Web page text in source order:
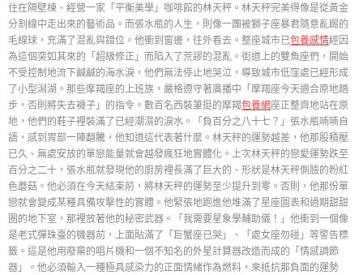
住在隔壁棟、經營一家「平衡美學」咖啡館的林天秤。林天秤完美得像是從黃金
分割線中走出來的藝術品。而張水瓶的人生，則像一團被獅子座暴君隨意亂踢的
毛線球，充滿了混亂與錯位。他衝到窗邊，往外看去。整座城市已包養感情經因
為這個突如其來的「超級修正」而陷入了荒謬的混亂。街道上的雙魚座們，開始
不受控制地流下鹹鹹的海水淚，他們無法停止地哭泣，導致城市低窪處已經形成
了小型潟湖。那些摩羯座的上班族，嚴格遵守著廣播中「摩羯座今天適合原地踏
步，否則將失去襪子」的指令。數百名西裝筆挺的摩羯包養網座正整齊地站在原
地，他們的鞋子裡裝滿了已經潮濕的淚水。「負百分之八十七？」張水瓶喃喃自
語，感到胃部一陣翻騰，他知道這代表著什麼。林天秤的運勢越差，他那股積壓
已久、無處安放的單戀能量就會越發瘋狂地實體化。上次林天秤的戀愛運勢跌至
百分之二十，張水瓶就發現他的廚房裡長滿了巨大的、形狀是林天秤側臉的粉紅
色蘑菇。他必須在今天結束前，將林天秤的運勢至少提升到零。否則，他那份單
戀就會變成某種具備攻擊性的實體。他緊張地跑進他堆滿了星座圖表和過期甜甜
圈的地下室，那裡放著他的秘密武器。「我需要星象學輔助儀！」他衝到一個像
是老式彈珠臺的機器前，上面貼滿了「巨蟹座已哭」、「處女座勿碰」等警告標
籤。這是他用廢棄的唱片機和一個不知名的外星計算器改造而成的「情感調節
器」。他必須輸入一種極具感染力的正面情緒作為燃料，來抵抗那負面的運勢